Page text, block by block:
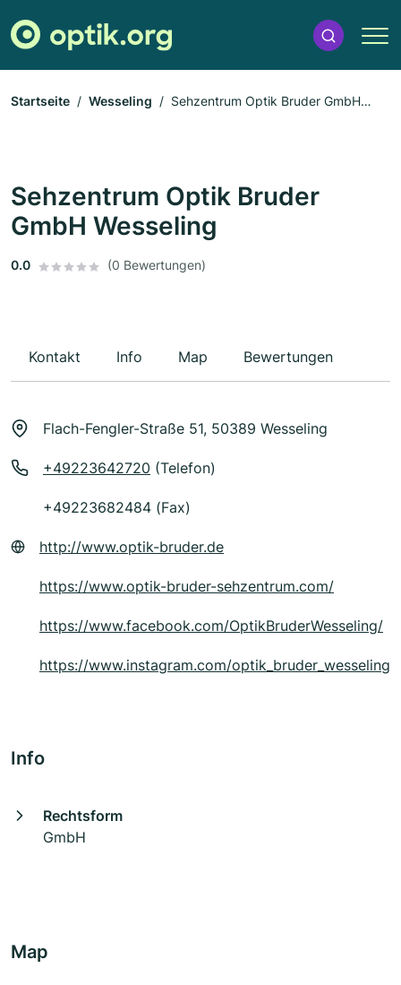
Startseite Wesseling
Sehzentrum Optik Bruder GmbH
Sehzentrum Optik Bruder
GmbH Wesseling
0.0 (0 Bewertungen)
Kontakt Info Map Bewertungen
Flach-Fengler-Straße 51, 50389 Wesseling
+49223642720 (Telefon)
+49223682484 (Fax)
http://www.optik-bruder.de
https://www.optik-bruder-sehzentrum.com/
https://www.facebook.com/OptikBruderWesseling/
https://www.instagram.com/optik_bruder_wesseling
Info
Rechtsform
GmbH
Map